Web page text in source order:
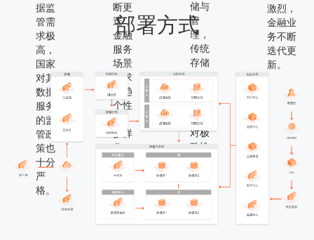
据监
管需
求极
高，
国家
对其
数据
服务
的监
管政
策也
十分
严
格。
断更
迭，
金融
服务
场景
需求
日趋
个性
化、
多样
化。
储与
管
理，
传统
存储
难以
满足
当下
业务
对极
致性
能的
需
求。
激烈，
金融业
务不断
迭代更
新。
部署方式